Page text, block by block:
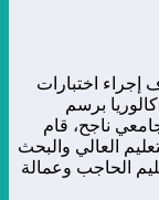
إجراء اختبارات
برسم
لدخول جامعي ناجح، قام
العالي والبحث
الحاجب وعمالة